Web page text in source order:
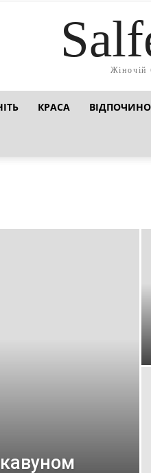
Жіночій
КРАСА